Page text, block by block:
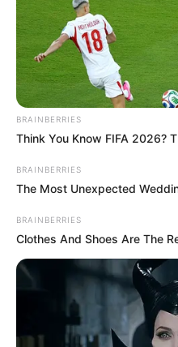
Utorak je za Elenu počeo kao
skuvala kafu i obukla svoju
farmerke i jednostavnu bluzu.
pravo bogatstvo ne treba
sapunom kada je ušla u
grada.
Mramorni pod, hladno svetlo
podsećalo na hram novca.
BRAINBERRIES
Think You Know FIFA 2026?
BRAINBERRIES
The Most Unexpected
BRAINBERRIES
Clothes And Shoes Are The